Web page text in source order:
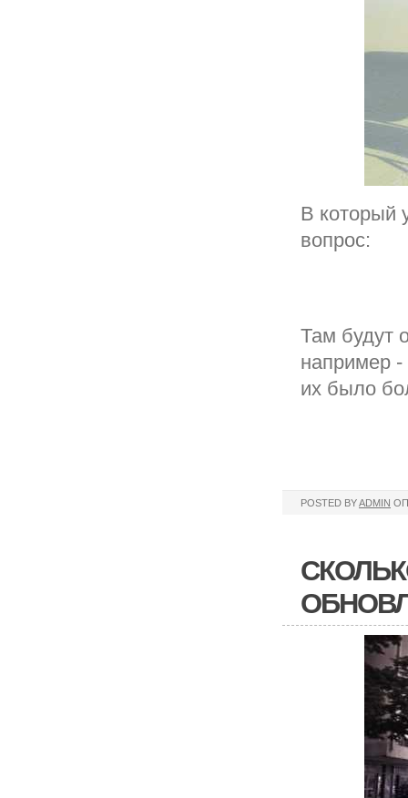
В который
вопрос:
Там будут
например -
их было
POSTED BYADMIN